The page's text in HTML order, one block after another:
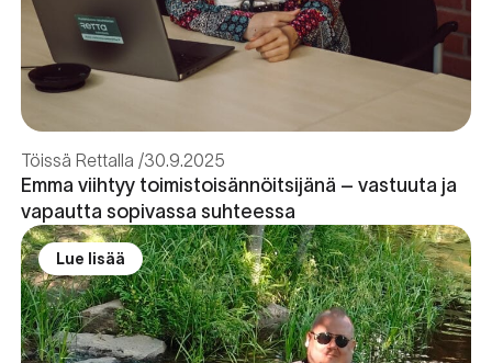
Töissä Rettalla 30.9.2025
Emma viihtyy toimistoisännöitsijänä – vastuuta ja
vapautta sopivassa suhteessa
Lue lisää